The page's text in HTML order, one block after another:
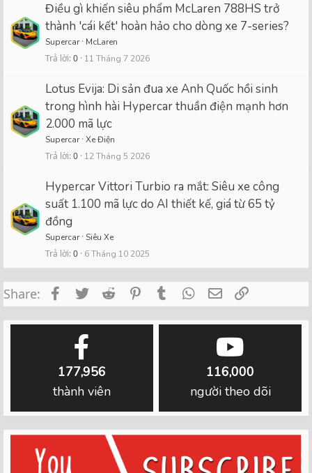
Điều gì khiến siêu phẩm McLaren 788HS trở
thành 'cái kết' hoàn hảo cho dòng xe 7-series?
Supercar McLaren
Trả lời 0 11 Tháng 7 2026
Lotus Evija: Di sản đua xe Anh Quốc hồi sinh
trong hình hài Hypercar thuần điện mạnh hơn
2.000 mã lực
Supercar Xe Điện
Trả lời 0 12 Tháng 5 2026
Hypercar Vittori Turbio ra mắt: Siêu xe công
suất 1.100 mã lực do AI thiết kế, giá từ 65 tỷ
đồng
Supercar Siêu Xe
Trả lời 0 6 Tháng 10 2025
Share: FacebookTwitterReddit PinterestTumblrWhatsApp
Email
177,956
thành viên
116,000
người theo dõi